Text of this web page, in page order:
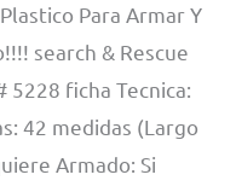
Para Armar Y
search & Rescue
ficha Tecnica:
42 medidas (Largo
Armado: Si